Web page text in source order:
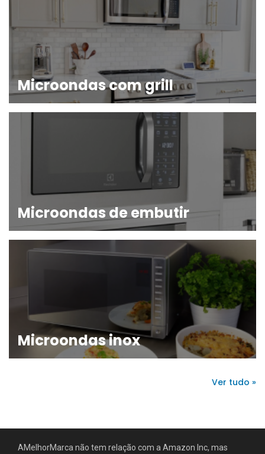
Microondas com grill
Microondas de embutir
Microondas inox
Ver tudo »
AMelhorMarca não tem relação com a Amazon Inc, mas